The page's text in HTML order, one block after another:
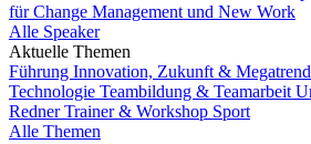
für Change Management und New Work
Alle Speaker
Aktuelle Themen
Führung Innovation, Zukunft &
Technologie Teambildung & Teamarbeit
RednerTrainer & Workshop Sport
Alle Themen